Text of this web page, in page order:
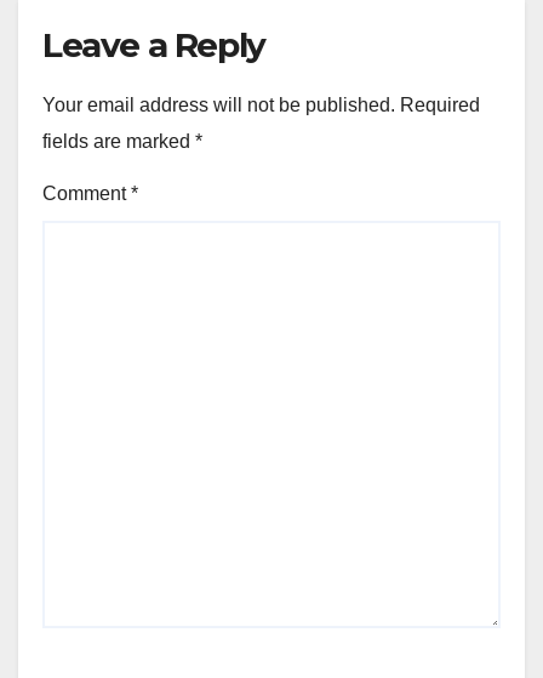
Leave a Reply
Your email address will not be published. Required
fields are marked *
Comment*